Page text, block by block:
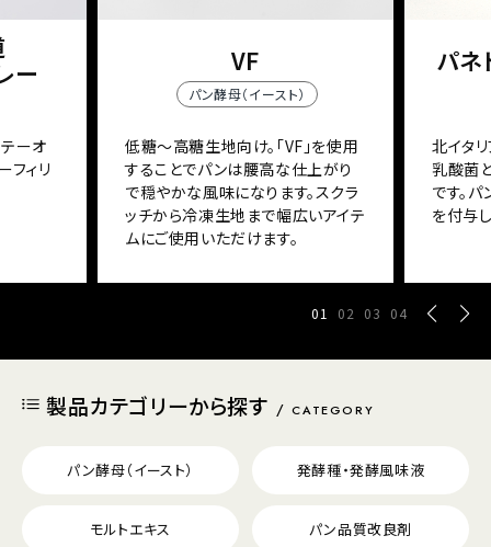
ー
ーオ
フィリ
VF
パン酵母（イースト）
低糖～高糖生地向け。「VF」を使用
することでパンは腰高な仕上がり
で穏やかな風味になります。スクラ
ッチから冷凍生地まで幅広いアイテ
ムにご使用いただけます。
パネ
北イタ
乳酸菌
です。
を付与
01 02 03 04
製品カテゴリーから探す CATEGORY
パン酵母（イースト） 発酵種・発酵風味液
モルトエキス パン品質改良剤